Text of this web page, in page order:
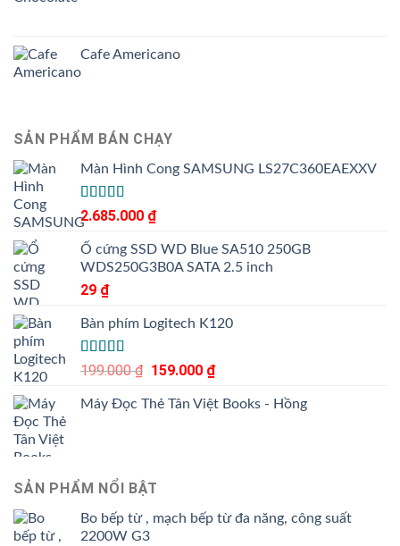
Cafe Americano
SẢN PHẨM BÁN CHẠY
Màn Hình Cong SAMSUNG LS27C360EAEXXV
Được
xếp
hạng
3.505
sao
2.685.000 ₫
Ổ cứng SSD WD Blue SA510 250GB
WDS250G3B0A SATA 2.5 inch
29 ₫
Bàn phím Logitech K120
Được xếp
4.00
5
sao
199.000₫
Giá
là:
159.000 ₫Giá
tại
Máy Đọc Thẻ Tân Việt Books - Hồng
SẢN PHẨM NỔI BẬT
Bo bếp từ , mạch bếp từ đa năng, công suất
2200W G3